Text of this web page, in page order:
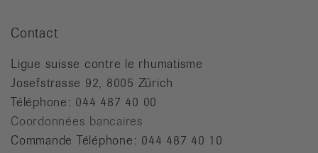
Contact
Ligue suisse contre le rhumatisme
Josefstrasse 92, 8005 Zürich
Téléphone: 044 487 40 00
Coordonnées bancaires
Commande Téléphone: 044 487 40 10